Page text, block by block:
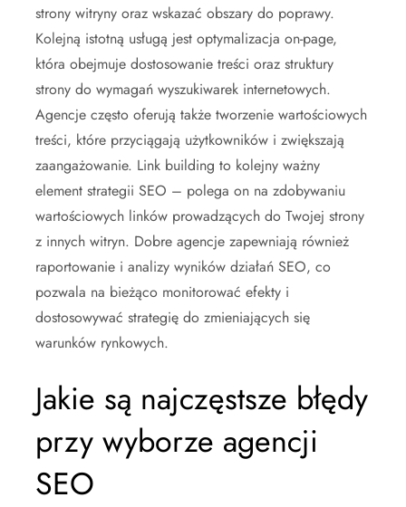
strony witryny oraz wskazać obszary do poprawy.
Kolejną istotną usługą jest optymalizacja on-page,
która obejmuje dostosowanie treści oraz struktury
strony do wymagań wyszukiwarek internetowych.
Agencje często oferują także tworzenie wartościowych
treści, które przyciągają użytkowników i zwiększają
zaangażowanie. Link building to kolejny ważny
element strategii SEO – polega on na zdobywaniu
wartościowych linków prowadzących do Twojej strony
z innych witryn. Dobre agencje zapewniają również
raportowanie i analizy wyników działań SEO, co
pozwala na bieżąco monitorować efekty i
dostosowywać strategię do zmieniających się
warunków rynkowych.
Jakie są najczęstsze błędy
przy wyborze agencji
SEO